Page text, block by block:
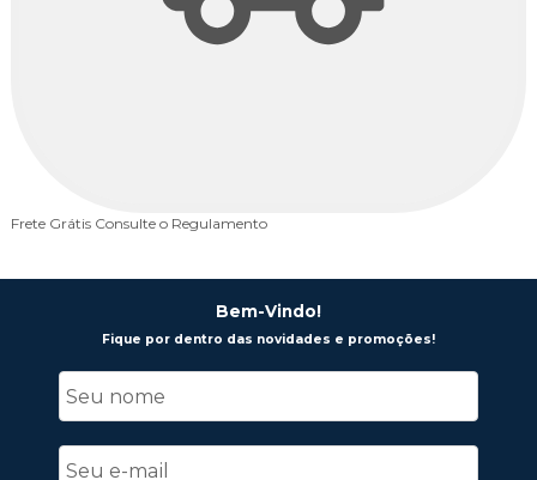
Frete Grátis Consulte o Regulamento
Bem-Vindo!
Fique por dentro das novidades e promoções!